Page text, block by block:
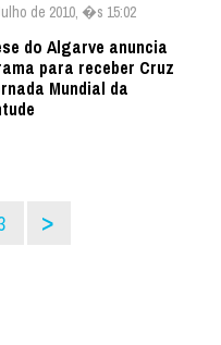
de 2010, �s 15:02
do Algarve anuncia
para receber Cruz
Mundial da
>